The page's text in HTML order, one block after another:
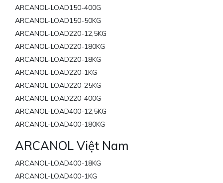
ARCANOL-LOAD150-400G
ARCANOL-LOAD150-50KG
ARCANOL-LOAD220-12,5KG
ARCANOL-LOAD220-180KG
ARCANOL-LOAD220-18KG
ARCANOL-LOAD220-1KG
ARCANOL-LOAD220-25KG
ARCANOL-LOAD220-400G
ARCANOL-LOAD400-12,5KG
ARCANOL-LOAD400-180KG
ARCANOL Việt Nam
ARCANOL-LOAD400-18KG
ARCANOL-LOAD400-1KG